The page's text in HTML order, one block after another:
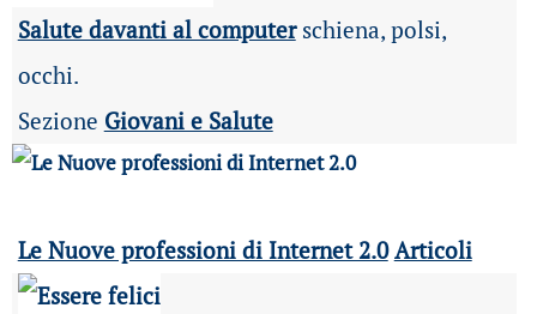
Salute davanti al computerschiena, polsi,
occhi.
Sezione Giovani e Salute
Le Nuove professioni di Internet 2.0 Articoli